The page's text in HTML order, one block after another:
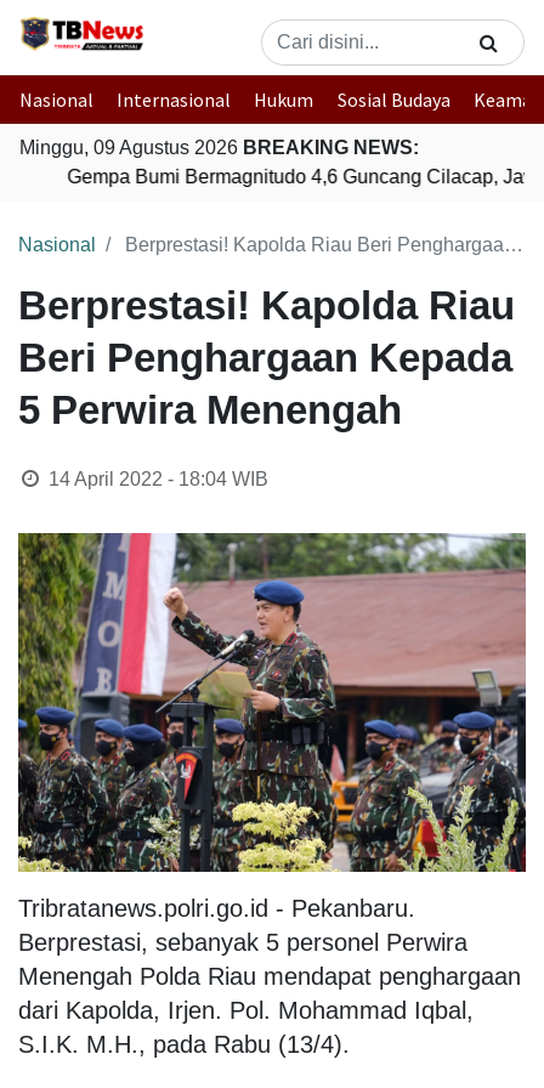
Nasional Internasional Hukum Sosial Budaya
Minggu, 09 Agustus 2026 BREAKING NEWS:
Gempa Bumi Bermagnitudo 4,6 Guncang Cilacap, Jawa
Nasional Berprestasi! Kapolda Riau Beri Penghargaan Kepada 5 Perwira Menengah
Berprestasi! Kapolda Riau
Beri Penghargaan Kepada
5 Perwira Menengah
14 April 2022 - 18:04WIB
Tribratanews.polri.go.id - Pekanbaru.
Berprestasi, sebanyak 5 personel Perwira
Menengah Polda Riau mendapat penghargaan
dari Kapolda, Irjen. Pol. Mohammad Iqbal,
S.I.K. M.H., pada Rabu (13/4).